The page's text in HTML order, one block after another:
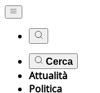
Cerca
Attualità
Politica